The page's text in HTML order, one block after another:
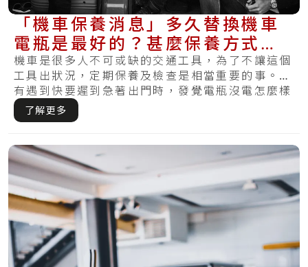
「機車保養消息」多久替換機車
電瓶是最好的？甚麼保養方式最
適合你的電瓶？
機車是很多人不可或缺的交通工具，為了不讓這個
工具出狀況，定期保養及檢查是相當重要的事。你
有遇到快要遲到急著出門時，發覺電瓶沒電怎麼樣
都無.....
了解更多